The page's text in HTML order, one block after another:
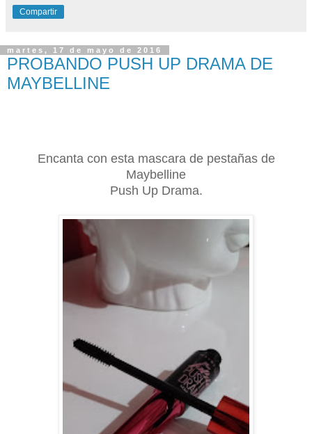
Compartir
martes, 17 de mayo de 2016
PROBANDO PUSH UP DRAMA DE
MAYBELLINE
Encanta con esta mascara de pestañas de
Maybelline
Push Up Drama.